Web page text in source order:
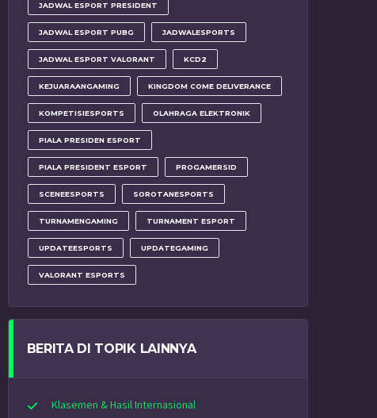
JADWAL ESPORT PRESIDENT
JADWAL ESPORT PUBG JADWALESPORTS
JADWAL ESPORT VALORANT KCD2
KEJUARAANGAMING KINGDOM COME DELIVERANCE
KOMPETISIESPORTS OLAHRAGA ELEKTRONIK
PIALA PRESIDEN ESPORT
PIALA PRESIDENT ESPORT PROGAMERSID
SCENEESPORTS SOROTANESPORTS
TURNAMENGAMING TURNAMENT ESPORT
UPDATEESPORTS UPDATEGAMING
VALORANT ESPORTS
BERITA DI TOPIK LAINNYA
Klasemen & Hasil Internasional